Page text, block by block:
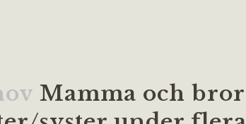
Mamma och